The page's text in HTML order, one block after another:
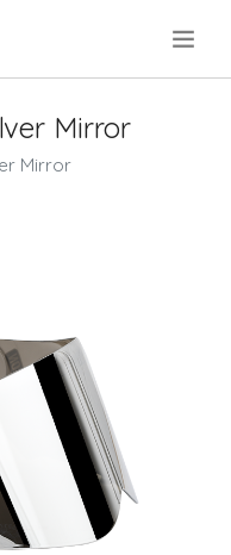
Mirror
Mirror